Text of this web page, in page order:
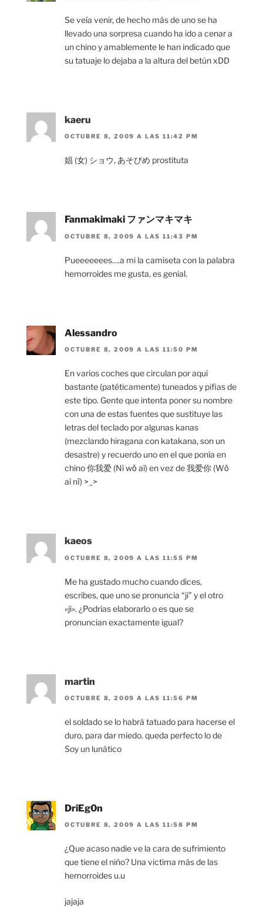
Se veía venir, de hecho más de uno se ha
llevado una sorpresa cuando ha ido a cenar a
un chino y amablemente le han indicado que
su tatuaje lo dejaba a la altura del betún xDD
kaeru
OCTUBRE 8, 2009 A LAS 11:42 PM
娼 (女) ショウ, あそびめ prostituta
Fanmakimaki ファンマキマキ
OCTUBRE 8, 2009 A LAS 11:43 PM
Pueeeeeees….a mi la camiseta con la palabra
hemorroides me gusta, es genial.
Alessandro
OCTUBRE 8, 2009 A LAS 11:50 PM
En varios coches que circulan por aquí
bastante (patéticamente) tuneados y pifias de
este tipo. Gente que intenta poner su nombre
con una de estas fuentes que sustituye las
letras del teclado por algunas kanas
(mezclando hiragana con katakana, son un
desastre) y recuerdo uno en el que ponía en
chino 你我爱 (Nì wǒ aì) en vez de 我爱你 (Wǒ
aì nǐ) >_>
kaeos
OCTUBRE 8, 2009 A LAS 11:55 PM
Me ha gustado mucho cuando dices,
escribes, que uno se pronuncia “ji” y el otro
«ji». ¿Podrias elaborarlo o es que se
pronuncian exactamente igual?
martin
OCTUBRE 8, 2009 A LAS 11:56 PM
el soldado se lo habrá tatuado para hacerse el
duro, para dar miedo. queda perfecto lo de
Soy un lunático
DriEg0n
OCTUBRE 8, 2009 A LAS 11:58 PM
¿Que acaso nadie ve la cara de sufrimiento
que tiene el niño? Una victima más de las
hemorroides u.u
jajaja